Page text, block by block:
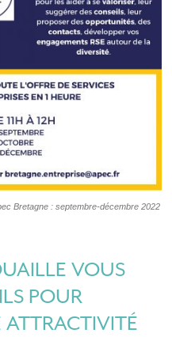
Bretagne : septembre-décembre 2022
VOUS
POUR
ATTRACTIVITÉ